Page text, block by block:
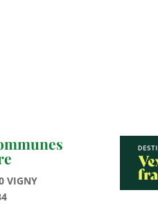
VIGNY